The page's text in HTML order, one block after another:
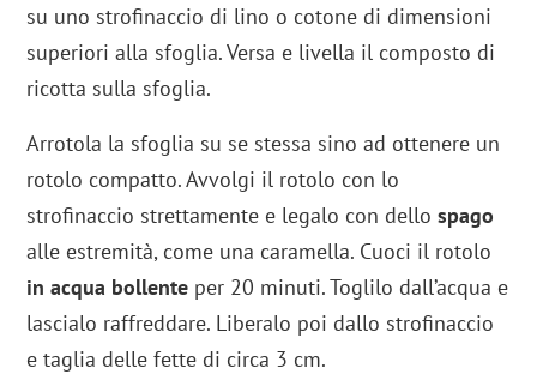
su uno strofinaccio di lino o cotone di dimensioni
superiori alla sfoglia. Versa e livella il composto di
ricotta sulla sfoglia.
Arrotola la sfoglia su se stessa sino ad ottenere un
rotolo compatto. Avvolgi il rotolo con lo
strofinaccio strettamente e legalo con dellospago
alle estremità, come una caramella. Cuoci il rotolo
in acqua bollente per 20 minuti. Toglilo dall’acqua e
lascialo raffreddare. Liberalo poi dallo strofinaccio
e taglia delle fette di circa 3 cm.